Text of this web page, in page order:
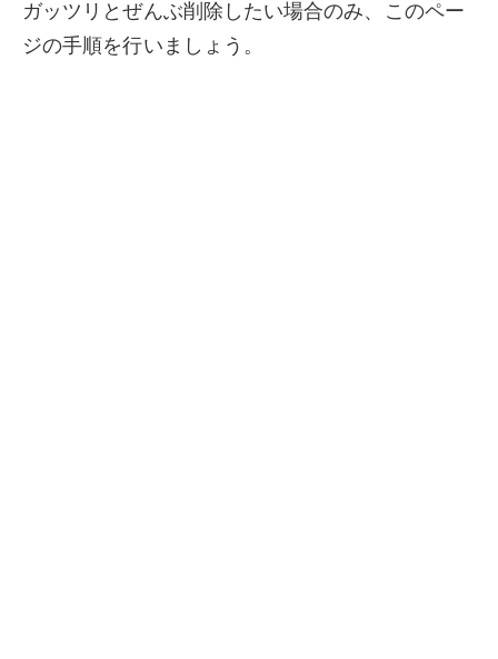
ガッツリとぜんぶ削除したい場合のみ、このペー
ジの手順を行いましょう。